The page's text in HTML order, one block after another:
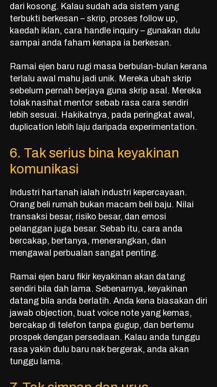
dari kosong. Kalau sudah ada sistem yang
terbukti berkesan – skrip, proses follow up,
kaedah iklan, cara handle inquiry – gunakan dulu
sampai anda faham kenapa ia berkesan.
Ramai ejen baru rugi masa berbulan-bulan kerana
terlalu awal mahu jadi unik. Mereka ubah skrip
sebelum pernah berjaya guna skrip asal. Mereka
tolak nasihat mentor sebab rasa cara sendiri
lebih sesuai. Hakikatnya, pada peringkat awal,
duplication lebih laju daripada experimentation.
6. Tak serius bina keyakinan
komunikasi
Industri hartanah ialah industri kepercayaan.
Orang beli rumah bukan macam beli baju. Nilai
transaksi besar, risiko besar, dan emosi
pelanggan juga besar. Sebab itu, cara anda
bercakap, bertanya, menerangkan, dan
mengawal perbualan sangat penting.
Ramai ejen baru fikir keyakinan akan datang
sendiri bila dah lama. Sebenarnya, keyakinan
datang bila anda berlatih. Anda kena biasakan diri
jawab objection, buat voice note yang kemas,
bercakap di telefon tanpa gugup, dan bertemu
prospek dengan persediaan. Kalau anda tunggu
rasa yakin dulu baru nak bergerak, anda akan
tunggu lama.